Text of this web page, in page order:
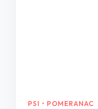
PSI • POMERANAC